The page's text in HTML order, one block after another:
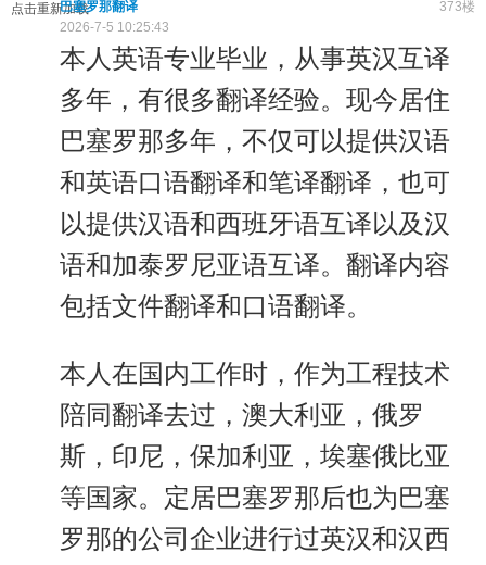
点击重新加载 373楼
巴塞罗那翻译
2026-7-5 10:25:43
本人英语专业毕业，从事英汉互译
多年，有很多翻译经验。现今居住
巴塞罗那多年，不仅可以提供汉语
和英语口语翻译和笔译翻译，也可
以提供汉语和西班牙语互译以及汉
语和加泰罗尼亚语互译。翻译内容
包括文件翻译和口语翻译。
本人在国内工作时，作为工程技术
陪同翻译去过，澳大利亚，俄罗
斯，印尼，保加利亚，埃塞俄比亚
等国家。定居巴塞罗那后也为巴塞
罗那的公司企业进行过英汉和汉西